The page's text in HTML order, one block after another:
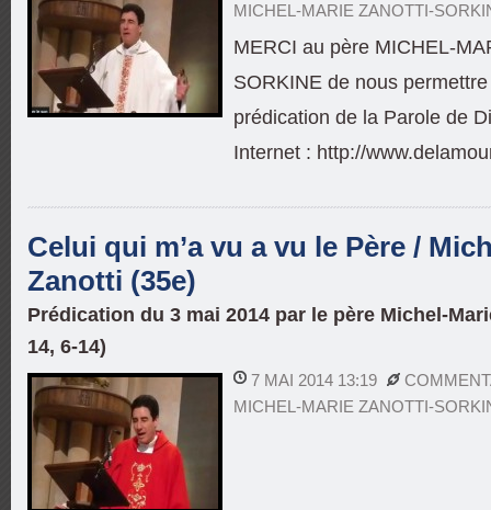
MICHEL-MARIE ZANOTTI-
MERCI au père MICHEL-
SORKINE de nous
prédication de la Parole de
Internet : http://
Celui qui m’a vu a vu le Père /
Zanotti (35e)
Prédication du 3 mai 2014 par le père Michel-
14, 6-14)
7 MAI 2014 13:19
MICHEL-MARIE ZANOTTI-